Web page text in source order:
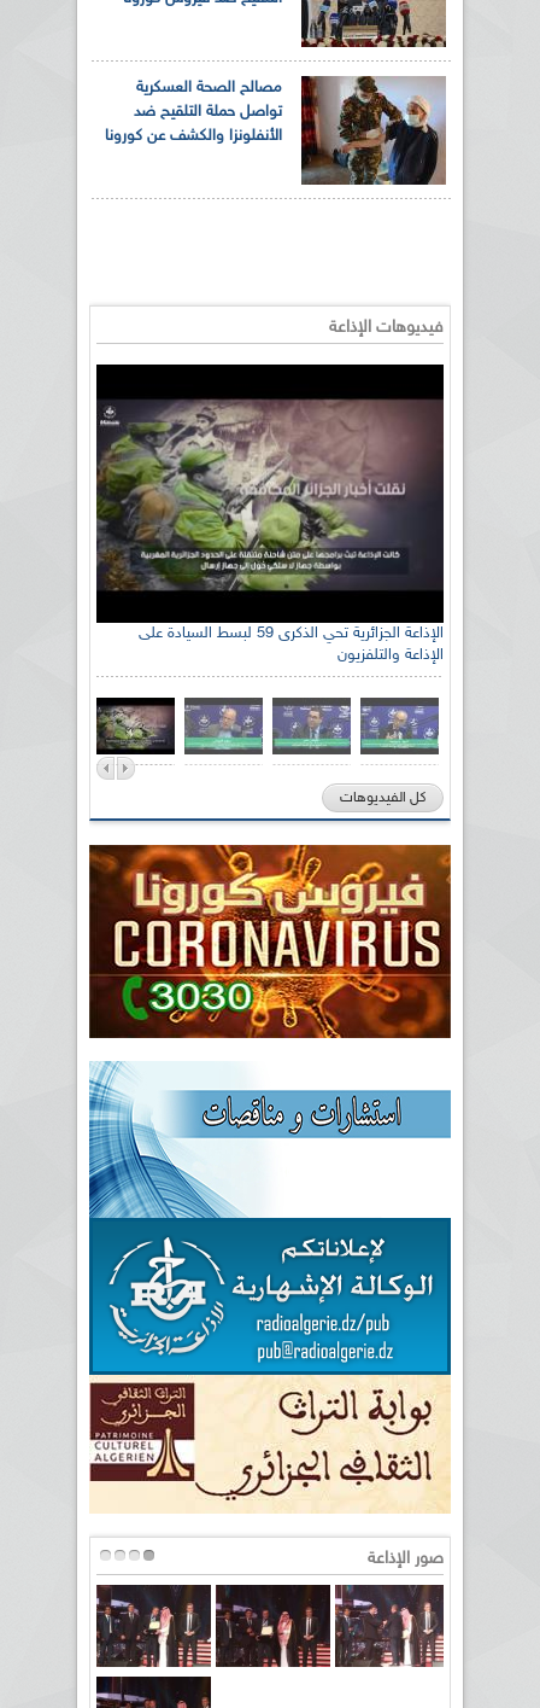
مصالح الصحة العسكرية
تواصل حملة التلقيح ضد
الأنفلونزا والكشف عن كورونا
فيديوهات الإذاعة
الإذاعة الجزائرية تحي الذكرى 59 لبسط السيادة على
الإذاعة والتلفزيون
كل الفيديوهات
صور الإذاعة